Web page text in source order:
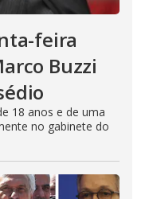
feira
Buzzi
18 anos e de uma
no gabinete do